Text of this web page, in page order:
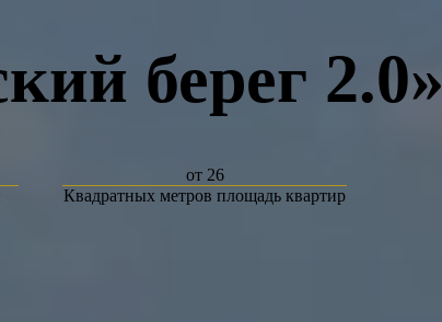
берег 2.0»
от 26
Квадратных метров площадь квартир